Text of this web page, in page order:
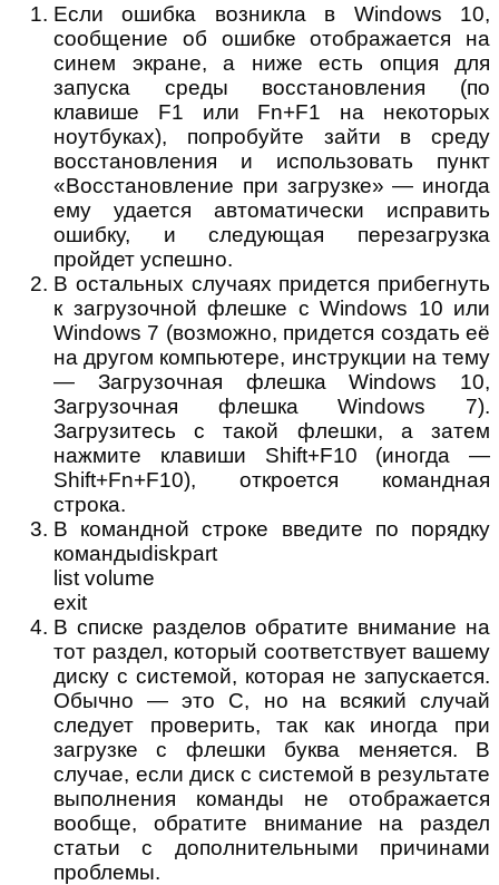
Если ошибка возникла в Windows 10,
сообщение об ошибке отображается на
синем экране, а ниже есть опция для
запуска среды восстановления (по
клавише F1 или Fn+F1 на некоторых
ноутбуках), попробуйте зайти в среду
восстановления и использовать пункт
«Восстановление при загрузке» — иногда
ему удается автоматически исправить
ошибку, и следующая перезагрузка
пройдет успешно.
В остальных случаях придется прибегнуть
к загрузочной флешке с Windows 10 или
Windows 7 (возможно, придется создать её
на другом компьютере, инструкции на тему
— Загрузочная флешка Windows 10,
Загрузочная флешка Windows 7).
Загрузитесь с такой флешки, а затем
нажмите клавиши Shift+F10 (иногда —
Shift+Fn+F10), откроется командная
строка.
В командной строке введите по порядку
командыdiskpart
list volume
exit
В списке разделов обратите внимание на
тот раздел, который соответствует вашему
диску с системой, которая не запускается.
Обычно — это C, но на всякий случай
следует проверить, так как иногда при
загрузке с флешки буква меняется. В
случае, если диск с системой в результате
выполнения команды не отображается
вообще, обратите внимание на раздел
статьи с дополнительными причинами
проблемы.